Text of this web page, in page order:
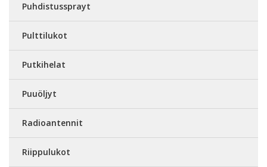
Puhdistussprayt
Pulttilukot
Putkihelat
Puuöljyt
Radioantennit
Riippulukot